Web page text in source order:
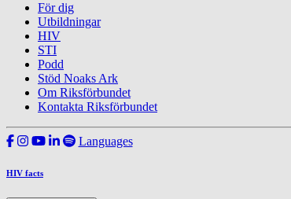
För dig
Utbildningar
HIV
STI
Podd
Stöd Noaks Ark
Om Riksförbundet
Kontakta Riksförbundet
Languages
HIV facts